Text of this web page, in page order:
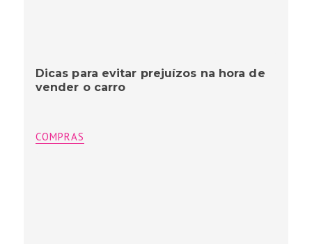
Dicas para evitar prejuízos na hora de
vender o carro
COMPRAS